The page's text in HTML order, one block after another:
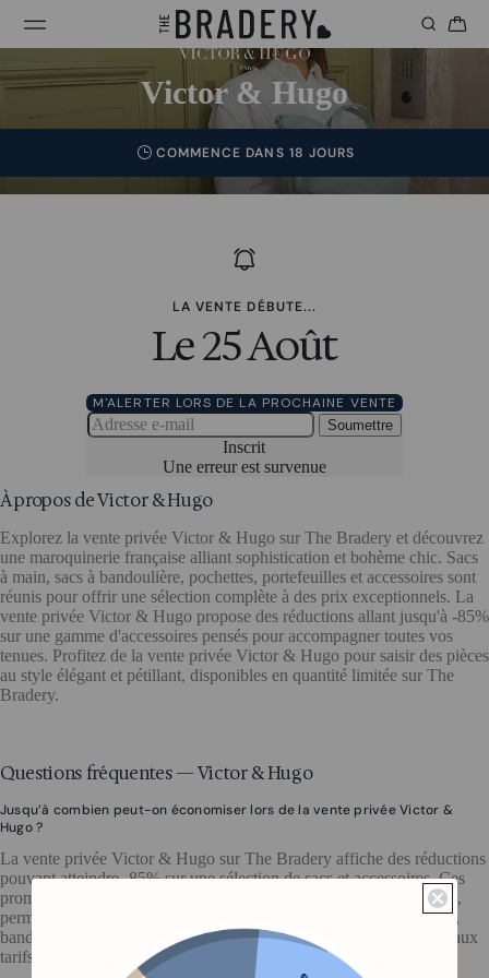
Victor & Hugo
COMMENCE DANS 18 JOURS
LA VENTE DÉBUTE...
Le 25 Août
M'ALERTER LORS DE LA PROCHAINE VENTE
Soumettre
Inscrit
Une erreur est survenue
À propos de Victor & Hugo
Explorez la vente privée Victor & Hugo sur The Bradery et découvrez
une maroquinerie française alliant sophistication et bohème chic. Sacs
à main, sacs à bandoulière, pochettes, portefeuilles et accessoires sont
réunis pour offrir une sélection complète à des prix exceptionnels. La
vente privée Victor & Hugo propose des réductions allant jusqu'à -85%
sur une gamme d'accessoires pensés pour accompagner toutes vos
tenues. Profitez de la vente privée Victor & Hugo pour saisir des pièces
au style élégant et pétillant, disponibles en quantité limitée sur The
Bradery.
Questions fréquentes — Victor & Hugo
Jusqu’à combien peut-on économiser lors de la vente privée Victor &
Hugo ?
La vente privée Victor & Hugo sur The Bradery affiche des réductions
pouvant atteindre -85% sur une sélection de sacs et accessoires. Ces
promotions exceptionnelles portent sur les invendus et fins de série,
permettant d’accéder à une maroquinerie de qualité — sacs à main,
bandoulières, pochettes, portefeuilles — à des prix bien inférieurs aux
tarifs boutique.